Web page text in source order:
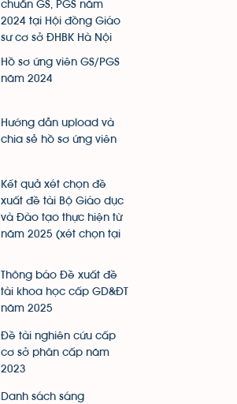
chuẩn GS, PGS năm
2024 tại Hội đồng Giáo
sư cơ sở ĐHBK Hà Nội
Hồ sơ ứng viên GS/PGS
năm 2024
Hướng dẫn upload và
chia sẻ hồ sơ ứng viên
Kết quả xét chọn đề
xuất đề tài Bộ Giáo dục
và Đào tạo thực hiện từ
năm 2025 (xét chọn tại
Thông báo Đề xuất đề
tài khoa học cấp GD&ĐT
năm 2025
Đề tài nghiên cứu cấp
cơ sở phân cấp năm
2023
Danh sách sáng